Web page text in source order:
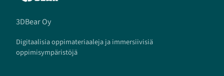
3DBear Oy
Digitaalisia oppimateriaaleja ja immersiivisiä
oppimisympäristöjä